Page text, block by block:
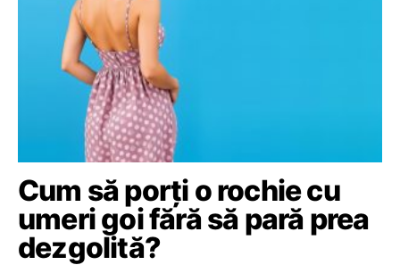
Cum să porți o rochie cu
umeri goi fără să pară prea
dezgolită?